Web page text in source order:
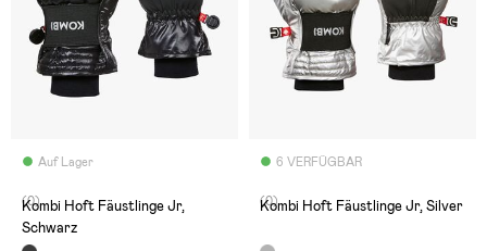
Auf Lager
(0)
Kombi Hoft Fäustlinge Jr,
Schwarz
6 VERFÜGBAR
(0)
Kombi Hoft Fäustlinge Jr, Silver